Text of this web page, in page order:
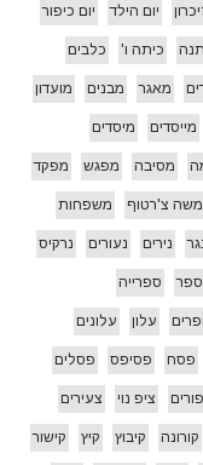
יום הילד יום כיפור
כיתה ו' כלבים
מאגר מבנים מועדון
מייסדים מיסדים
מסיבה מפגש מפקד
משה צ'רטוף משפחות
נירים נעורים נרקיס
ספר ספרייה
עלון עלונים
פסח פסיפס פסלים
ציפ נוי צעירים
קורונה קיבוץ קיץ קישור